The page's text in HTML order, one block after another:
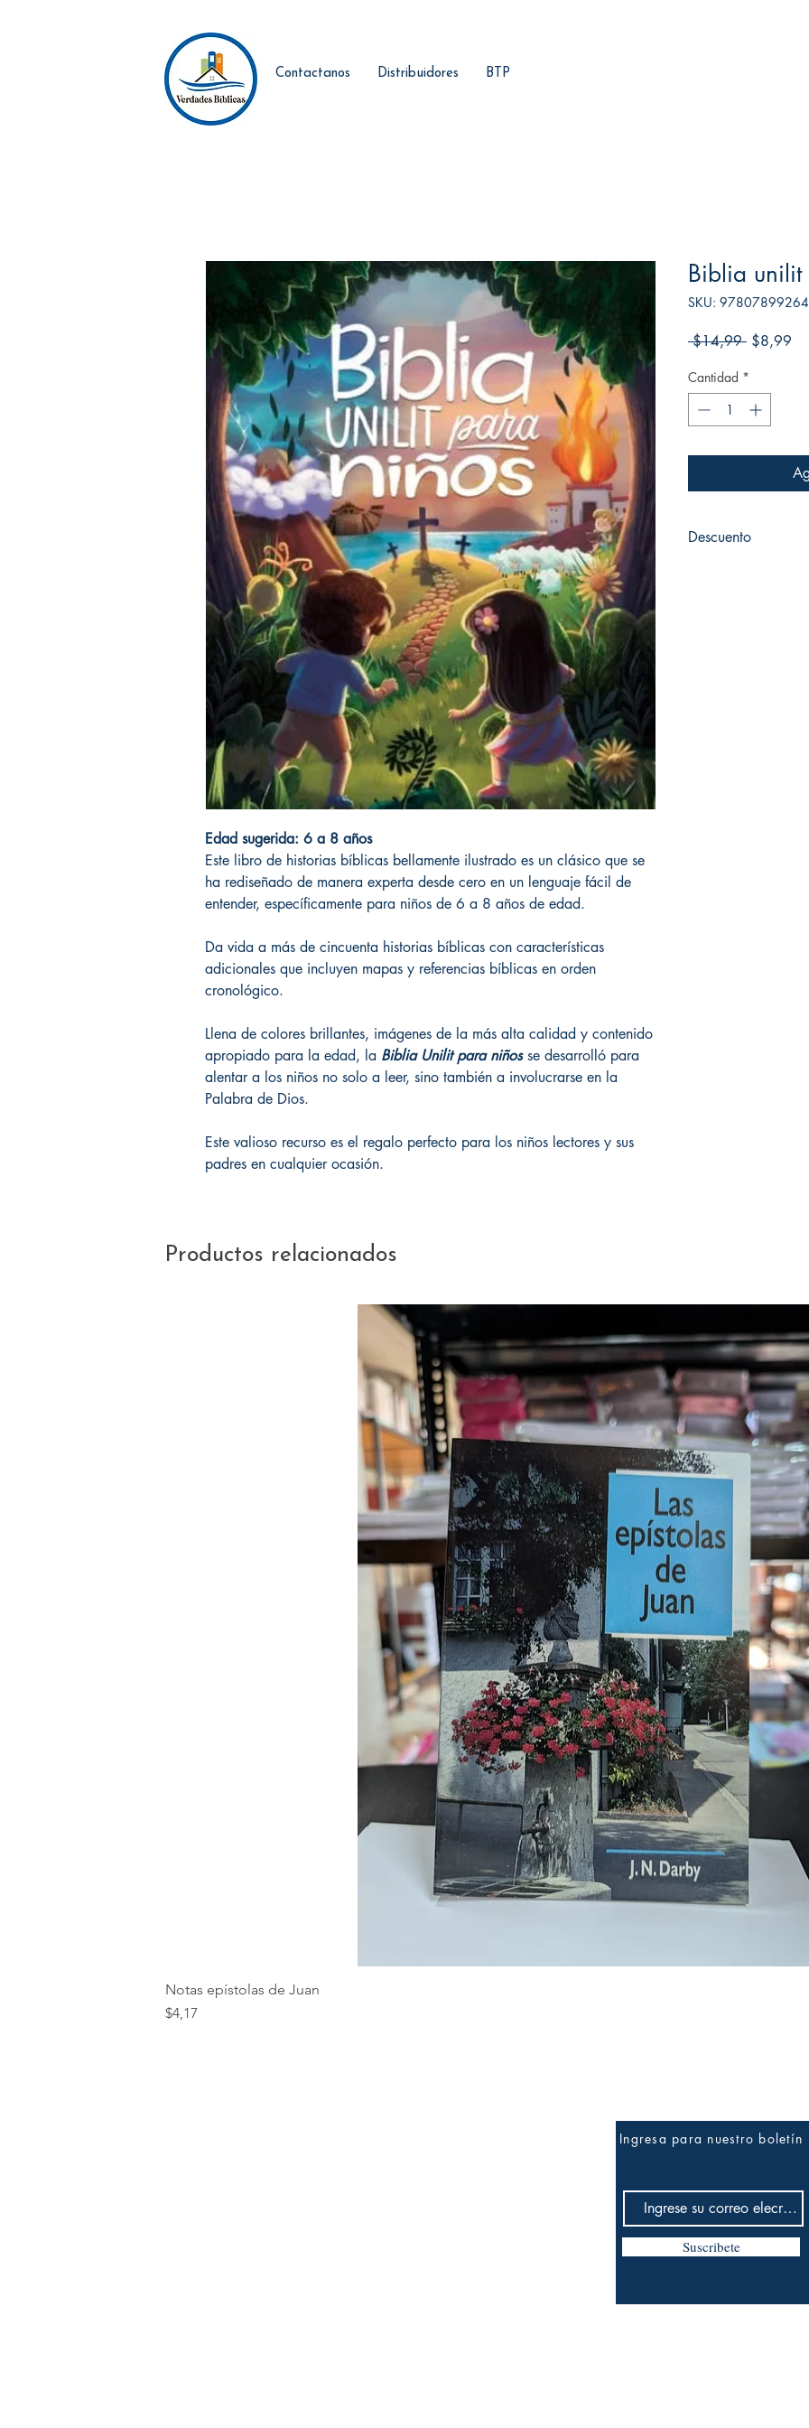
Contactanos Distribuidores BTP
Edad sugerida: 6 a 8 años
Este libro de historias bíblicas bellamente ilustrado es un clásico que se
ha rediseñado de manera experta desde cero en un lenguaje fácil de
entender, específicamente para niños de 6 a 8 años de edad.
Da vida a más de cincuenta historias bíblicas con características
adicionales que incluyen mapas y referencias bíblicas en orden
cronológico.
Llena de colores brillantes, imágenes de la más alta calidad y contenido
apropiado para la edad, la Biblia Unilit para niñosse desarrolló para
alentar a los niños no solo a leer, sino también a involucrarse en la
Palabra de Dios.
Este valioso recurso es el regalo perfecto para los niños lectores y sus
padres en cualquier ocasión.
Biblia
SKU:
$14,99 Precio
$8,99
Cantidad *
Descuento
Productos relacionados
Notas epístolas de Juan
Precio
$4,17
Ingresa para nuestro boletín
Suscribete